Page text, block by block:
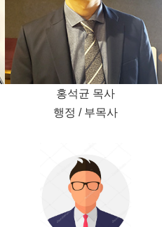
홍석균 목사
행정 / 부목사